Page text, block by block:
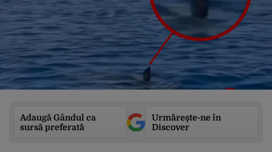
Adaugă Gândul ca
sursă preferată
Urmărește-ne în
Discover